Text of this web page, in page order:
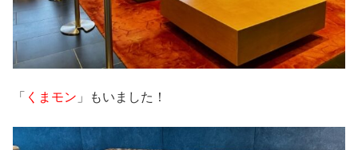
「 くまモン 」もいました！